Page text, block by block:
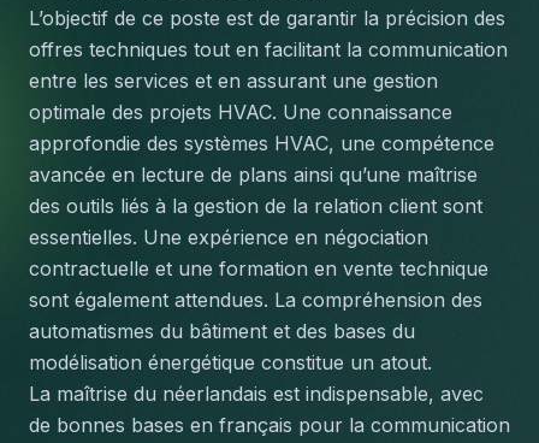
L’objectif de ce poste est de garantir la précision des
offres techniques tout en facilitant la communication
entre les services et en assurant une gestion
optimale des projets HVAC. Une connaissance
approfondie des systèmes HVAC, une compétence
avancée en lecture de plans ainsi qu’une maîtrise
des outils liés à la gestion de la relation client sont
essentielles. Une expérience en négociation
contractuelle et une formation en vente technique
sont également attendues. La compréhension des
automatismes du bâtiment et des bases du
modélisation énergétique constitue un atout.
La maîtrise du néerlandais est indispensable, avec
de bonnes bases en français pour la communication